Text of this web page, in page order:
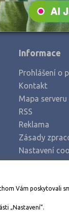
Informace
Prohlášení o
Kontakt
Mapa serveru
RSS
Reklama
Zásady
Nastavení
Vám poskytovali
„Nastavení“.